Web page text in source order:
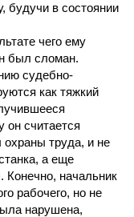
будучи в состоянии
чего ему
был сломан.
судебно-
как тяжкий
он считается
охраны труда, и не
а еще
Конечно, начальник
рабочего, но не
нарушена,